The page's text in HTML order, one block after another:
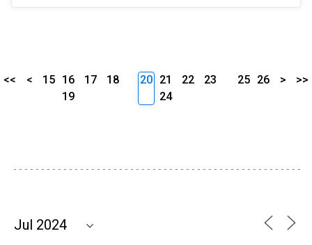
<< < 15 16 17
18
19
20 21 22
23
24
25 26 > >>